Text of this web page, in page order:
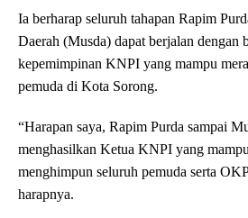
Ia berharap seluruh tahapan Rapim
Daerah (Musda) dapat berjalan dengan
kepemimpinan KNPI yang mampu
pemuda di Kota Sorong.
“Harapan saya, Rapim Purda sampai
menghasilkan Ketua KNPI yang
menghimpun seluruh pemuda serta
harapnya.